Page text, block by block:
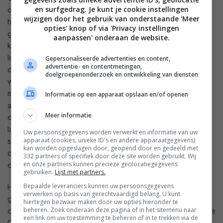
op cd die erg goed klinkt. De KOMBO 62 is bijzonder snel in
het laden van de cd en het uitlezen van de TOC. Naast snel
gaat het ook nog eens erg geruisloos wat het gevoel van
kwaliteit onderschrijft. Ook tijdens het afspelen is het
loopwerk muisstil, slechts in hele zachte passages en tussen
de tracks door is een heel zacht zoemen hoorbaar. De
weergave van de cd is prima, het hoog klinkt transparant en
mooi gedetailleerd en Marc’s stem is goed herkenbaar. Het
achtergrondkoor bestaat zelfs uit wat losse stemmen. In een
direct vergelijk met de geripte versie via de Bluesound Icon
laat horen dat het koor dan iets minder ver naar achter in het
stereobeeld geplaatst wordt. De laagweergave is goed en
de KOMBO 62 weet mijn Audiovector QR1’s goed onder
controle te houden.
Hoewel Teufel natuurlijk het liefst de KOMBO 62
gecombineerd ziet met speakers uit de eigen stal kan deze
cd-receiver prima uit de voeten met een ander merk. De in de
en surfgedrag. Je kunt je cookie instellingen
wijzigen door het gebruik van onderstaande 'Meer
opties' knop of via 'Privacy instellingen
aanpassen' onderaan de website.
Gepersonaliseerde advertenties en content,
advertentie- en contentmetingen,
doelgroepenonderzoek en ontwikkeling van diensten
Informatie op een apparaat opslaan en/of openen
Meer informatie
Uw persoonsgegevens worden verwerkt en informatie van uw
apparaat (cookies, unieke ID's en andere apparaatgegevens)
kan worden opgeslagen door, geopend door en gedeeld met
332 partners of specifiek door deze site worden gebruikt. Wij
en onze partners kunnen precieze geolocatiegegevens
gebruiken. Lijst met partners.
Bepaalde leveranciers kunnen uw persoonsgegevens
verwerken op basis van gerechtvaardigd belang. U kunt
hiertegen bezwaar maken door uw opties hieronder te
beheren. Zoek onderaan deze pagina of in het sitemenu naar
een link om uw toestemming te beheren of in te trekken via de